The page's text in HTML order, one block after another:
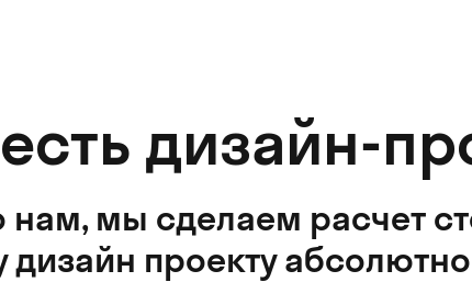
дизайн-
нам, мы сделаем расчет
проекту